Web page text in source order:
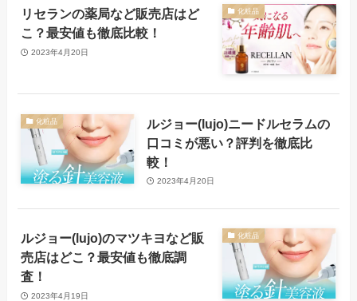
化粧品
リセランの薬局など販売店はど
こ？最安値も徹底比較！
2023年4月20日
化粧品
ルジョー(lujo)ニードルセラムの
口コミが悪い？評判を徹底比
較！
2023年4月20日
化粧品
ルジョー(lujo)のマツキヨなど販
売店はどこ？最安値も徹底調
査！
2023年4月19日